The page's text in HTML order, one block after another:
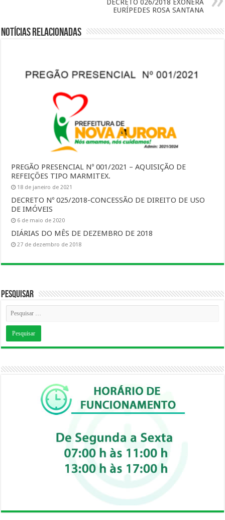
DECRETO 026/2018 EXONERA
EURÍPEDES ROSA SANTANA
Notícias Relacionadas
PREGÃO PRESENCIAL Nº 001/2021 – AQUISIÇÃO DE
REFEIÇÕES TIPO MARMITEX.
18 de janeiro de 2021
DECRETO Nº 025/2018-CONCESSÃO DE DIREITO DE USO
DE IMÓVEIS
6 de maio de 2020
DIÁRIAS DO MÊS DE DEZEMBRO DE 2018
27 de dezembro de 2018
Pesquisar